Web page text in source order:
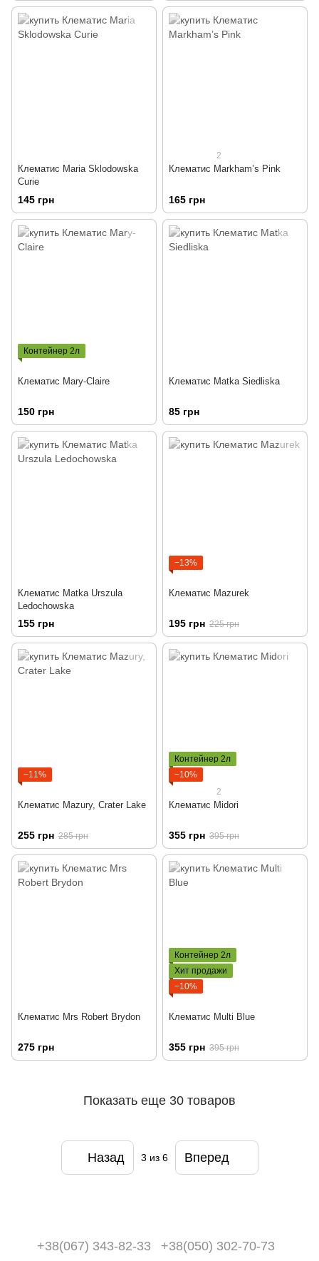
Клематис Maria Sklodowska
Curie
145 грн
2
Клематис Markham’s Pink
165 грн
Контейнер 2л
Клематис Mary-Claire
150 грн
Клематис Matka Siedliska
85 грн
Клематис Matka Urszula
Ledochowska
155 грн
−13%
Клематис Mazurek
195 грн 225 грн
−11%
Клематис Mazury, Crater Lake
255 грн 285 грн
Контейнер 2л
−10%
2
Клематис Midori
355 грн 395 грн
Клематис Mrs Robert Brydon
275 грн
Контейнер 2л
Хит продажи
−10%
Клематис Multi Blue
355 грн 395 грн
Показать еще 30 товаров
Назад 3 из 6 Вперед
+38(067) 343-82-33 +38(050) 302-70-73